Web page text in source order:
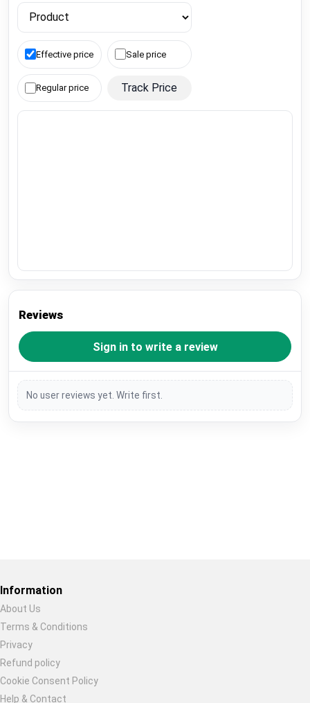
Effective price Sale price
Regular price Track Price
Reviews
Sign in to write a review
No user reviews yet. Write first.
Information
About Us
Terms & Conditions
Privacy
Refund policy
Cookie Consent Policy
Help & Contact